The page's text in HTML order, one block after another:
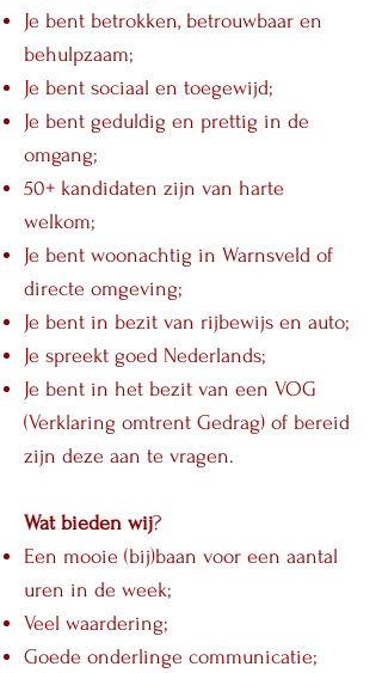
Je bent betrokken, betrouwbaar en
behulpzaam;
Je bent sociaal en toegewijd;
Je bent geduldig en prettig in de
omgang;
50+ kandidaten zijn van harte
welkom;
Je bent woonachtig in Warnsveld of
directe omgeving;
Je bent in bezit van rijbewijs en auto;
Je spreekt goed Nederlands;
Je bent in het bezit van een VOG
(Verklaring omtrent Gedrag) of bereid
zijn deze aan te vragen.
Wat bieden wij?
Een mooie (bij)baan voor een aantal
uren in de week;
Veel waardering;
Goede onderlinge communicatie;